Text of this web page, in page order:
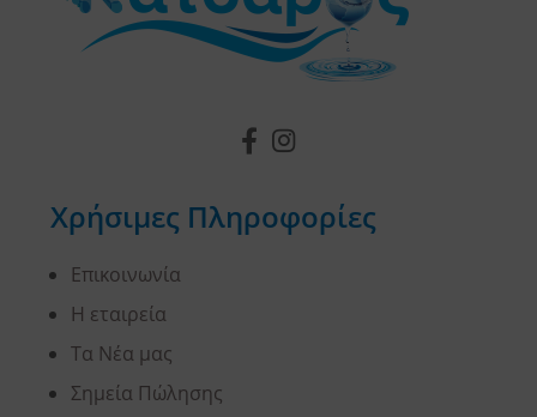
Χρήσιμες Πληροφορίες
Επικοινωνία
Η εταιρεία
Τα Νέα μας
Σημεία Πώλησης